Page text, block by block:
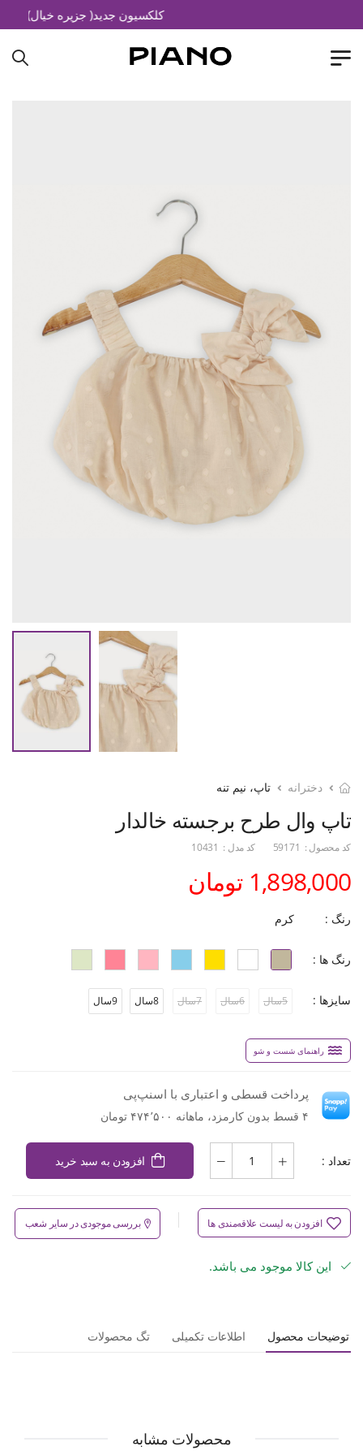
کلکسیون جدید( جزیره خیال)
دخترانه تاپ، نیم تنه
تاپ وال طرح برجسته خالدار
کد محصول : 59171 کد مدل : 10431
1,898,000 تومان
رنگ : کرم
رنگ ها :
سایزها : 5سال 6سال 7سال 8سال 9سال
راهنمای شست و شو
پرداخت قسطی و اعتباری با اسنپ‌پی
۴ قسط بدون کارمزد، ماهانه ۴۷۴٬۵۰۰ تومان
تعداد : افزودن به سبد خرید
افزودن به لیست علاقه‌مندی ها بررسی موجودی در سایر شعب
این کالا موجود می باشد.
توضیحات محصول اطلاعات تکمیلی تگ محصولات
محصولات مشابه